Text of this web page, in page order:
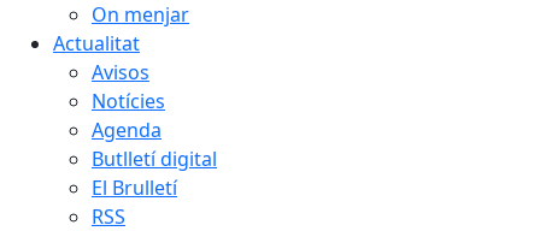
On menjar
Actualitat
Avisos
Notícies
Agenda
Butlletí digital
El Brulletí
RSS